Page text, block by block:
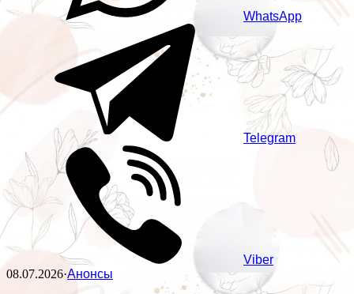
WhatsApp
Telegram
Viber
08.07.2026·Анонсы